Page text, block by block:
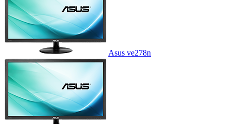
Asus ve278n